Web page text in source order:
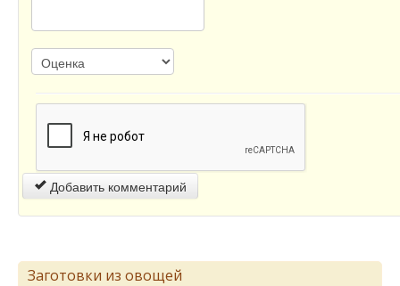
Добавить комментарий
Заготовки из овощей